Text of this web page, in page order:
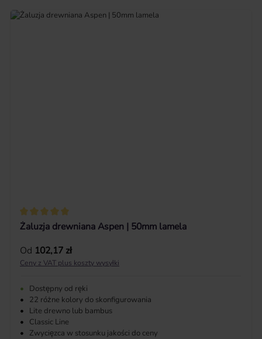
Średnia ocena 5 z 5 gwiazdek
Żaluzja drewniana Aspen | 50mm lamela
Cena regularna:
Od 102,17 zł
Ceny z VAT plus koszty wysyłki
•
Dostępny od ręki
•
22 różne kolory do skonfigurowania
•
Lite drewno lub bambus
•
Classic Line
•
Zwycięzca w stosunku jakości do ceny